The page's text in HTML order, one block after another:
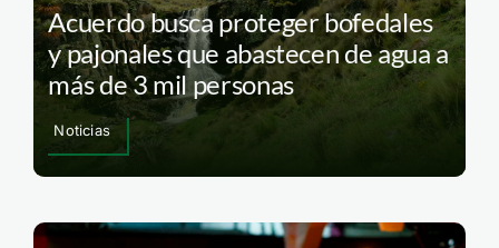
Acuerdo busca proteger bofedales
y pajonales que abastecen de agua a
más de 3 mil personas
Noticias